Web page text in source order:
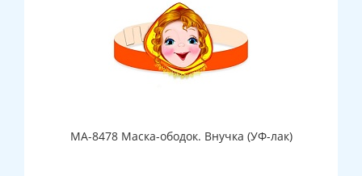
МА-8478 Маска-ободок. Внучка (УФ-лак)